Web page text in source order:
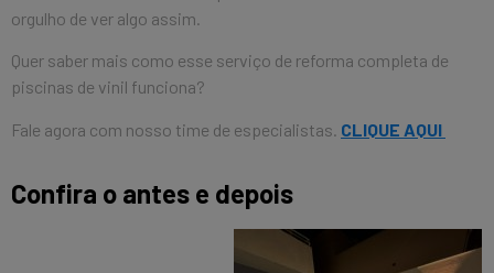
orgulho de ver algo assim.
Quer saber mais como esse serviço de reforma completa de
piscinas de vinil funciona?
Fale agora com nosso time de especialistas. CLIQUE AQUI
Confira o antes e depois